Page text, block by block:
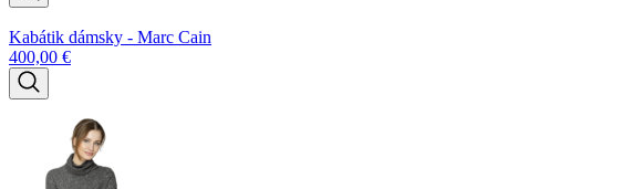
Kabátik dámsky - Marc Cain
400,00 €